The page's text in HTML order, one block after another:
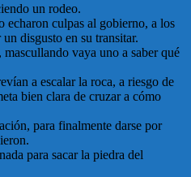
un rodeo.
echaron culpas al gobierno, a los
disgusto en su transitar.
vaya uno a saber qué
a escalar la roca, a riesgo de
bien clara de cruzar a cómo
para finalmente darse por
para sacar la piedra del